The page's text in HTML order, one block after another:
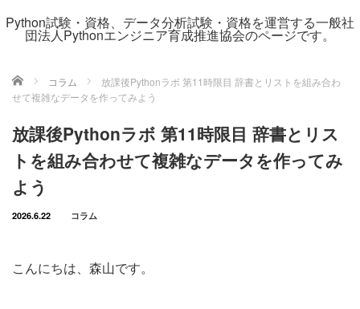
Python試験・資格、データ分析試験・資格を運営する一般社
団法人Pythonエンジニア育成推進協会のページです。
ホーム コラム
放課後Pythonラボ 第11時限目 辞書とリストを組み合わ
せて複雑なデータを作ってみよう
放課後Pythonラボ 第11時限目 辞書とリス
トを組み合わせて複雑なデータを作ってみ
よう
2026.6.22 コラム
こんにちは、森山です。